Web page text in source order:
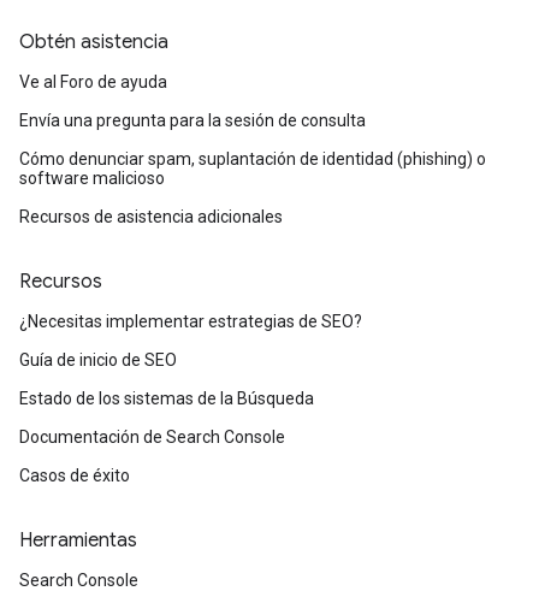
Obtén asistencia
Ve al Foro de ayuda
Envía una pregunta para la sesión de consulta
Cómo denunciar spam, suplantación de identidad (phishing) o
software malicioso
Recursos de asistencia adicionales
Recursos
¿Necesitas implementar estrategias de SEO?
Guía de inicio de SEO
Estado de los sistemas de la Búsqueda
Documentación de Search Console
Casos de éxito
Herramientas
Search Console